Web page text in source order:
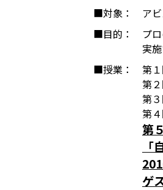
■対象：
ア
■目的：
プ
実
■授業：
第
第
第
第
第
ゲ